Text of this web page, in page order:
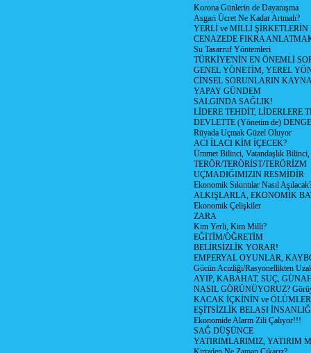
Korona Günlerin de Dayanışma
Asgari Ücret Ne Kadar Artmalı?
YERLİ ve MİLLİ
CENAZEDE FIKRA
Su Tasarruf Yöntemleri
TÜRKİYE'NİN EN ÖNEMLİ
GENEL YÖNETİM, YEREL
CİNSEL SORUNLARIN
YAPAY GÜNDEM
SALGINDA SAĞLIK!
LİDERE TEHDİT, LİDERLERE
DEVLETTE (Yönetim de)
Rüyada Uçmak Güzel Oluyor
ACI İLACI KİM İÇECEK?
Ümmet Bilinci, Vatandaşlık
TERÖR/TERÖRİST/TERÖRİZM
UÇMADIĞIMIZIN RESMİDİR
Ekonomik Sıkıntılar Nasıl
ALKIŞLARLA, EKONOMİK
Ekonomik Çelişkiler
ZARA
Kim Yerli, Kim Milli?
EĞİTİM/ÖĞRETİM
BELİRSİZLİK YORAR!
EMPERYAL OYUNLAR,
Gücün Acizliği/Rasyonellikten
AYIP, KABAHAT, SUÇ,
NASIL GÖRÜNÜYORUZ?
KACAK İÇKİNİN ve
EŞİTSİZLİK BELASI
Ekonomide Alarm Zili Çalıyor!!!
SAĞ DÜŞÜNCE
YATIRIMLARIMIZ, YATIRIM